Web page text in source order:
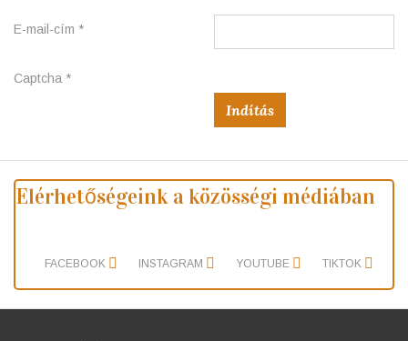
E-mail-cím *
Captcha *
Indítás
Elérhetőségeink a közösségi médiában
FACEBOOK INSTAGRAM YOUTUBE TIKTOK